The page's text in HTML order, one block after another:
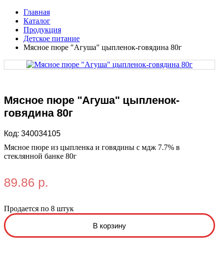
Главная
Каталог
Продукция
Детское питание
Мясное пюре "Агуша" цыпленок-говядина 80г
Мясное пюре "Агуша" цыпленок-
говядина 80г
Код: 340034105
Мясное пюре из цыпленка и говядины с мдж 7.7% в
стеклянной банке 80г
89.86 р.
Продается по 8 штук